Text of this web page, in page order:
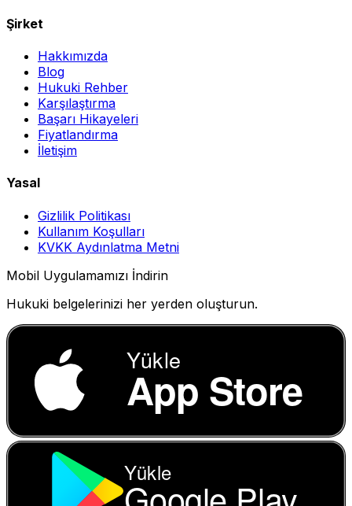
Şirket
Hakkımızda
Blog
Hukuki Rehber
Karşılaştırma
Başarı Hikayeleri
Fiyatlandırma
İletişim
Yasal
Gizlilik Politikası
Kullanım Koşulları
KVKK Aydınlatma Metni
Mobil Uygulamamızı İndirin
Hukuki belgelerinizi her yerden oluşturun.
Yükle
App Store
Yükle